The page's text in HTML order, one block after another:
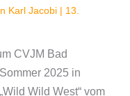
Karl Jacobi | 13.
CVJM Bad
2025 in
Wild West“ vom